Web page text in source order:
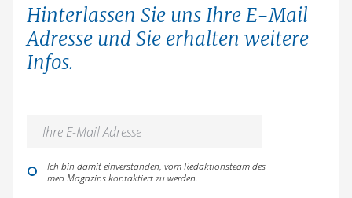
Hinterlassen Sie uns Ihre E-Mail
Adresse und Sie erhalten weitere
Infos.
Ich bin damit einverstanden, vom Redaktionsteam des
meo Magazins kontaktiert zu werden.